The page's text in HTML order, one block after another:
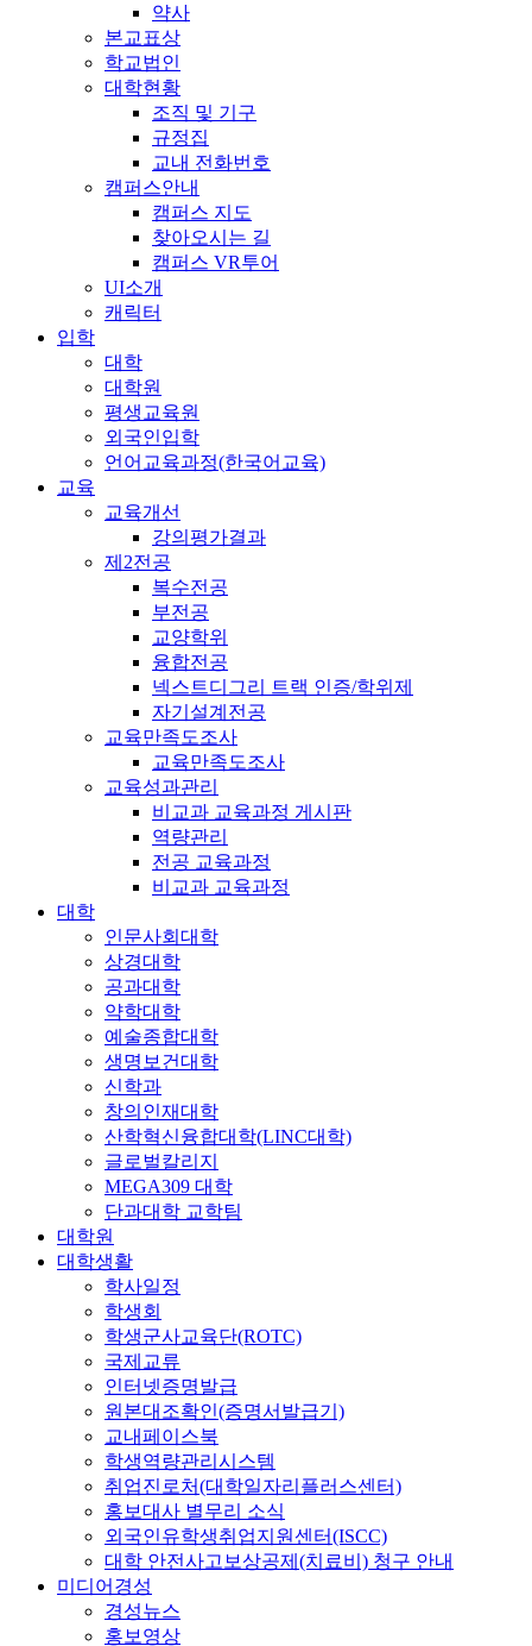
약사
본교표상
학교법인
대학현황
조직 및 기구
규정집
교내 전화번호
캠퍼스안내
캠퍼스 지도
찾아오시는 길
캠퍼스 VR투어
UI소개
캐릭터
입학
대학
대학원
평생교육원
외국인입학
언어교육과정(한국어교육)
교육
교육개선
강의평가결과
제2전공
복수전공
부전공
교양학위
융합전공
넥스트디그리 트랙 인증/학위제
자기설계전공
교육만족도조사
교육만족도조사
교육성과관리
비교과 교육과정 게시판
역량관리
전공 교육과정
비교과 교육과정
대학
인문사회대학
상경대학
공과대학
약학대학
예술종합대학
생명보건대학
신학과
창의인재대학
산학혁신융합대학(LINC대학)
글로벌칼리지
MEGA309 대학
단과대학 교학팀
대학원
대학생활
학사일정
학생회
학생군사교육단(ROTC)
국제교류
인터넷증명발급
원본대조확인(증명서발급기)
교내페이스북
학생역량관리시스템
취업진로처(대학일자리플러스센터)
홍보대사 별무리 소식
외국인유학생취업지원센터(ISCC)
대학 안전사고보상공제(치료비) 청구 안내
미디어경성
경성뉴스
홍보영상